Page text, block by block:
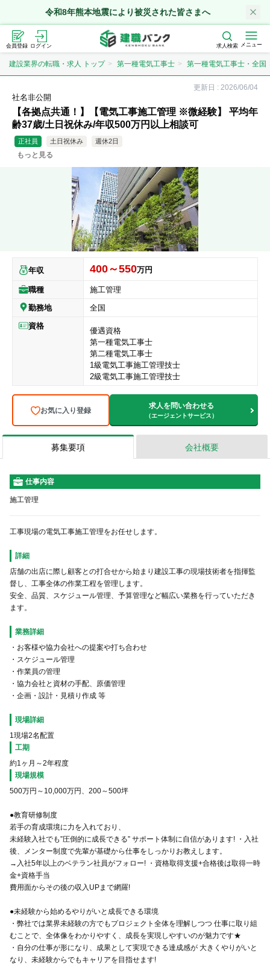
令和8年熊本地震により被災された皆さまへ
会員登録 ログイン 求人検索 メニュー
建設業界の転職・求人 トップ 第一種電気工事士 第一種電気工事士・全国
更新日 : 2026/06/04
社名非公開
【各拠点共通！】【電気工事施工管理 ※微経験】 平均年
齢37歳/土日祝休み/年収500万円以上相談可
正社員 土日祝休み 週休2日
もっと見る
年収 400～550万円
職種
施工管理
勤務地
全国
資格
優遇資格
第一種電気工事士
第二種電気工事士
1級電気工事施工管理技士
2級電気工事施工管理技士
お気に入り登録
求人を問い合わせる
（エージェントサービス）
募集要項 会社概要
仕事内容
施工管理
工事現場の電気工事施工管理をお任せします。
詳細
店舗の出店に際し顧客との打合せから始まり建設工事の現場技術者を指揮監
督し、工事全体の作業工程を管理します。
安全、品質、スケジュール管理、予算管理など幅広い業務を行っていただき
ます。
業務詳細
・お客様や協力会社への提案や打ち合わせ
・スケジュール管理
・作業員の管理
・協力会社と資材の手配、原価管理
・企画・設計・見積り作成 等
現場詳細
1現場2名配置
工期
約1ヶ月～2年程度
現場規模
500万円～10,000万円、200～500坪
●教育研修制度
若手の育成環境に力を入れており、
未経験入社でも”圧倒的に成長できる” サポート体制に自信があります! ・入社
後、メンター制度で先輩が基礎から仕事をしっかりお教えします。
→入社5年以上のベテラン社員がフォロー! ・資格取得支援+合格後は取得一時
金+資格手当
費用面からその後の収入UPまで網羅!
●未経験から始めるやりがいと成長できる環境
・弊社では業界未経験の方でもプロジェクト全体を理解しつつ 仕事に取り組
むことで、全体像をわかりやすく、成長を実現しやすいのが魅力です★
・自分の仕事が形になり、成果として実現できる達成感が 大きくやりがいと
なり、未経験からでもキャリアを目指せます!